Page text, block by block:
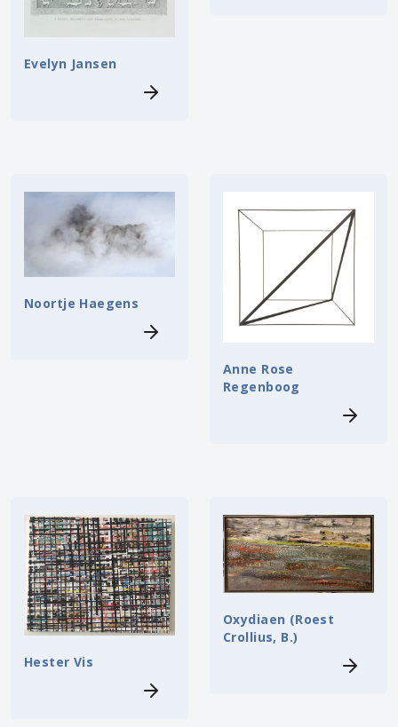
Evelyn Jansen
Noortje Haegens
Anne Rose
Regenboog
Hester Vis
Oxydiaen (Roest
Crollius, B.)